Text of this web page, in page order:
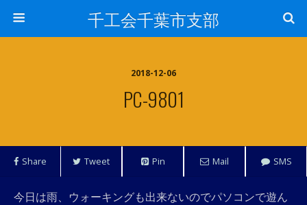
千工会千葉市支部
2018-12-06
PC-9801
Share Tweet Pin Mail SMS
今日は雨、ウォーキングも出来ないのでパソコンで遊ん